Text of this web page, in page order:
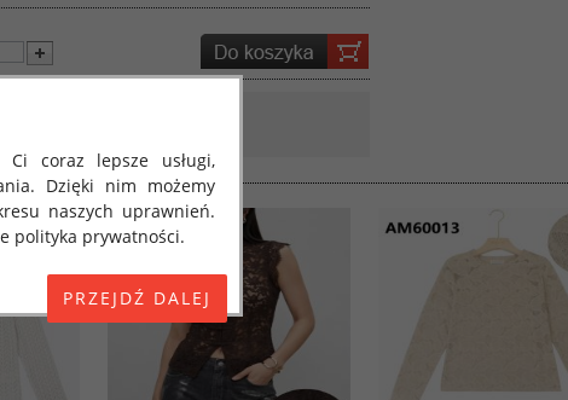
coraz lepsze usługi,
Dzięki nim możemy
naszych uprawnień.
polityka prywatności.
(UE) 2016/679 z dnia 27
osobowych i w sprawie
"RODO", "ORODO",
poinformować Cię o
2018 roku. Poniżej